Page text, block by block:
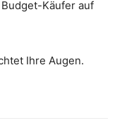
Käufer auf
Ihre Augen.